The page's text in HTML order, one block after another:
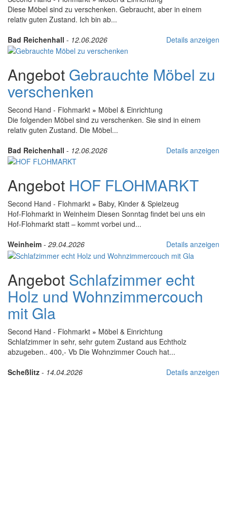
Diese Möbel sind zu verschenken. Gebraucht, aber in einem
relativ guten Zustand. Ich bin ab...
Bad Reichenhall - 12.06.2026 Details anzeigen
Angebot Gebrauchte Möbel zu
verschenken
Second Hand - Flohmarkt » Möbel & Einrichtung
Die folgenden Möbel sind zu verschenken. Sie sind in einem
relativ guten Zustand. Die Möbel...
Bad Reichenhall - 12.06.2026 Details anzeigen
Angebot HOF FLOHMARKT
Second Hand - Flohmarkt » Baby, Kinder & Spielzeug
Hof-Flohmarkt in Weinheim Diesen Sonntag findet bei uns ein
Hof-Flohmarkt statt – kommt vorbei und...
Weinheim - 29.04.2026 Details anzeigen
Angebot Schlafzimmer echt
Holz und Wohnzimmercouch
mit Gla
Second Hand - Flohmarkt » Möbel & Einrichtung
Schlafzimmer in sehr, sehr gutem Zustand aus Echtholz
abzugeben.. 400,- Vb Die Wohnzimmer Couch hat...
Scheßlitz - 14.04.2026 Details anzeigen